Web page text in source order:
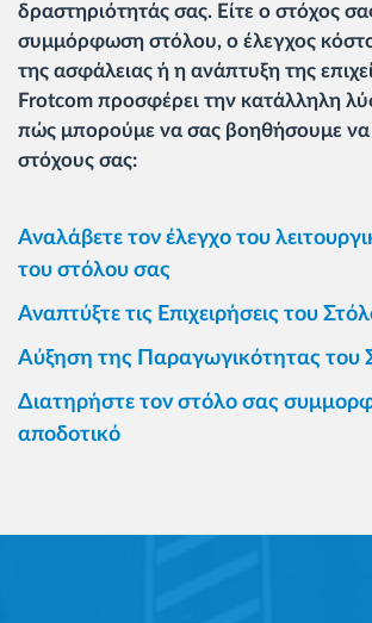
δραστηριότητάς σας. Είτε ο στόχος
συμμόρφωση στόλου, ο έλεγχος
της ασφάλειας ή η ανάπτυξη της
Frotcom προσφέρει την κατάλληλη
πώς μπορούμε να σας βοηθήσουμε να
στόχους σας:
Αναλάβετε τον έλεγχο του
του στόλου σας
Αναπτύξτε τις Επιχειρήσεις του
Αύξηση της Παραγωγικότητας του
Διατηρήστε τον στόλο σας
αποδοτικό